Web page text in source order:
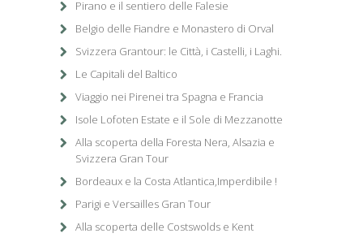
Pirano e il sentiero delle Falesie
Belgio delle Fiandre e Monastero di Orval
Svizzera Grantour: le Città, i Castelli, i Laghi.
Le Capitali del Baltico
Viaggio nei Pirenei tra Spagna e Francia
Isole Lofoten Estate e il Sole di Mezzanotte
Alla scoperta della Foresta Nera, Alsazia e
Svizzera Gran Tour
Bordeaux e la Costa Atlantica,Imperdibile !
Parigi e Versailles Gran Tour
Alla scoperta delle Costswolds e Kent